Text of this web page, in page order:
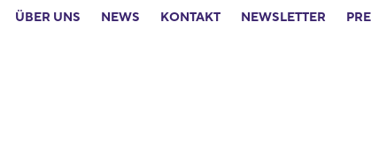
ÜBER UNS NEWS KONTAKT NEWSLETTER